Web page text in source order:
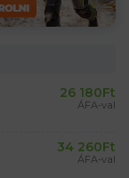
26 180Ft
ÁFA-val
34 260Ft
ÁFA-val